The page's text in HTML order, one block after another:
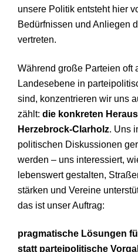
unsere Politik entsteht hier
Bedürfnissen und Anliegen
vertreten.
Während große Parteien oft
Landesebene in
sind, konzentrieren wir uns
zählt: die konkreten
Herzebrock-Clarholz. Uns
politischen Diskussionen
werden – uns interessiert,
lebenswert gestalten,
stärken und Vereine
das ist unser Auftrag:
pragmatische Lösungen
statt parteipolitische